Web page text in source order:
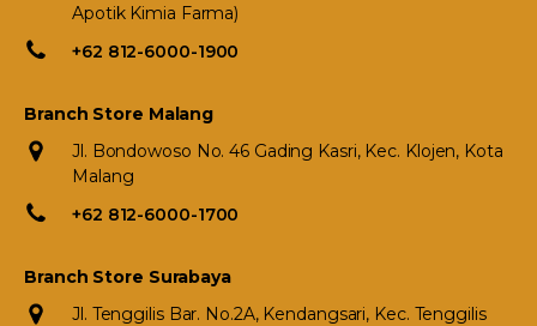
Apotik Kimia Farma)
+62 812-6000-1900
Branch Store Malang
Jl. Bondowoso No. 46 Gading Kasri, Kec. Klojen, Kota
Malang
+62 812-6000-1700
Branch Store Surabaya
Jl. Tenggilis Bar. No.2A, Kendangsari, Kec. Tenggilis